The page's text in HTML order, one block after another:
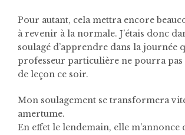
Pour autant, cela mettra encore
à revenir à la normale. J’étais donc
soulagé d’apprendre dans la journée
professeur particulière ne pourra
de leçon ce soir.
Mon soulagement se transformera
amertume.
En effet le lendemain, elle m’annonce